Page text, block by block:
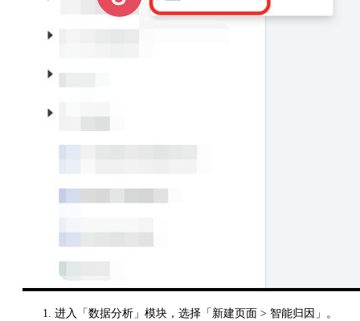
进入「数据分析」模块，选择「新建页面 > 智能归因」。